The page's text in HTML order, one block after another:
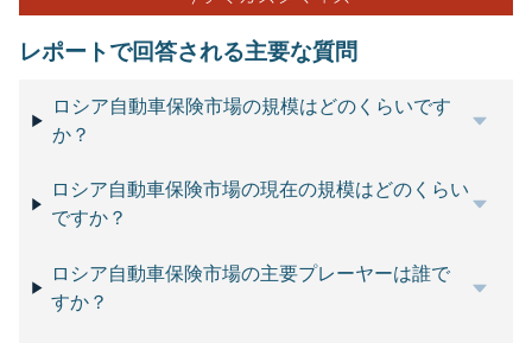
レポートで回答される主要な質問
ロシア自動車保険市場の規模はどのくらいです
か？
ロシア自動車保険市場の現在の規模はどのくらい
ですか？
ロシア自動車保険市場の主要プレーヤーは誰で
すか？